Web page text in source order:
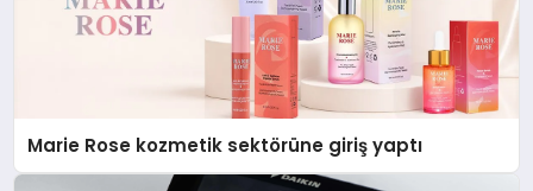
Marie Rose kozmetik sektörüne giriş yaptı